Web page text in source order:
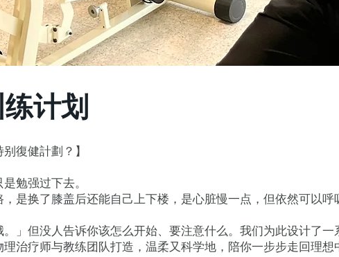
计划
復健計劃？】
勉强过下去。
是换了膝盖后还能自己上下楼，是心脏慢一点，但依然可以呼
」但没人告诉你该怎么开始、要注意什么。我们为此设计了
治疗师与教练团队打造，温柔又科学地，陪你一步步走回理想